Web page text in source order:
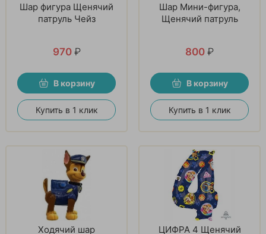
Шар фигура Щенячий
патруль Чейз
970 ₽
В корзину
Купить в 1 клик
Шар Мини-фигура,
Щенячий патруль
800 ₽
В корзину
Купить в 1 клик
Ходячий шар
ЦИФРА 4 Щенячий